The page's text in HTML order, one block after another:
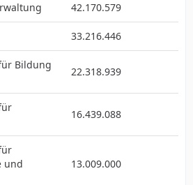
42.170.579
33.216.446
Bildung
22.318.939
16.439.088
und
13.009.000